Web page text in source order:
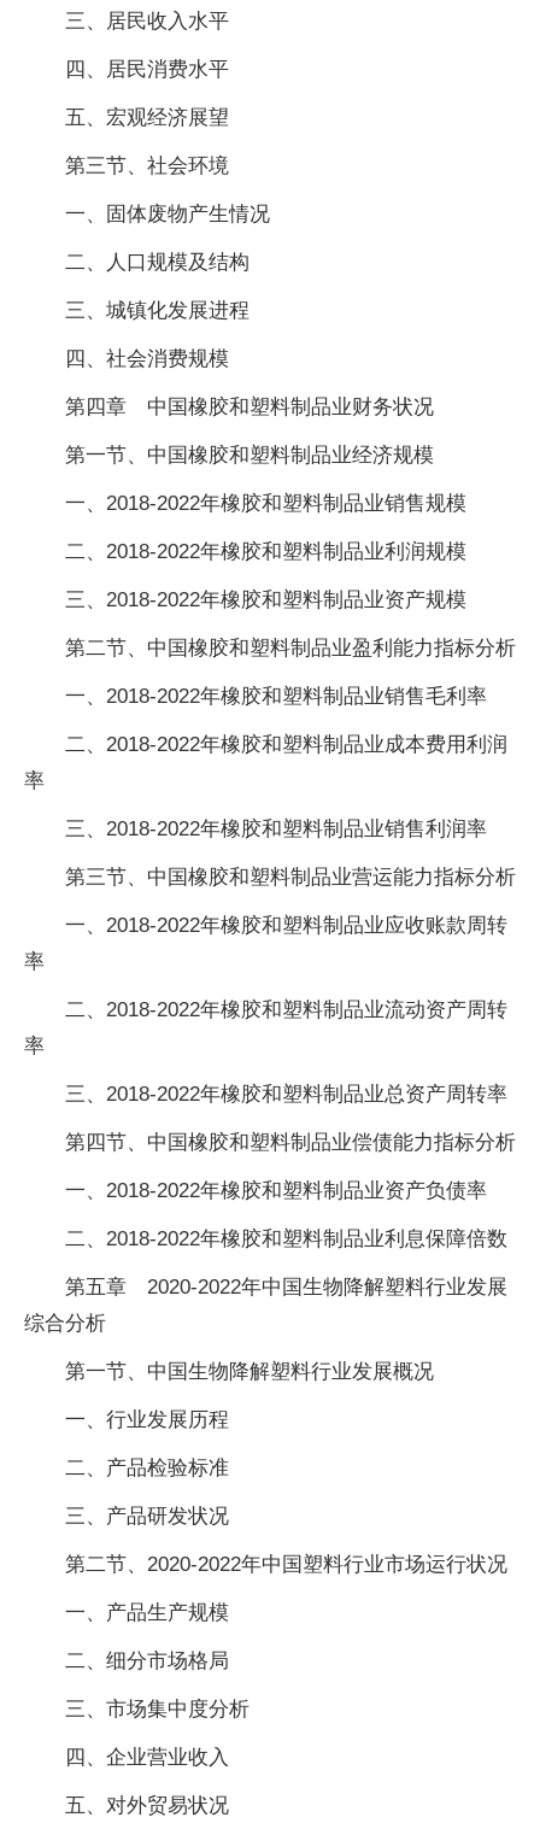
三、居民收入水平
四、居民消费水平
五、宏观经济展望
第三节、社会环境
一、固体废物产生情况
二、人口规模及结构
三、城镇化发展进程
四、社会消费规模
第四章 中国橡胶和塑料制品业财务状况
第一节、中国橡胶和塑料制品业经济规模
一、2018-2022年橡胶和塑料制品业销售规模
二、2018-2022年橡胶和塑料制品业利润规模
三、2018-2022年橡胶和塑料制品业资产规模
第二节、中国橡胶和塑料制品业盈利能力指标分析
一、2018-2022年橡胶和塑料制品业销售毛利率
二、2018-2022年橡胶和塑料制品业成本费用利润
率
三、2018-2022年橡胶和塑料制品业销售利润率
第三节、中国橡胶和塑料制品业营运能力指标分析
一、2018-2022年橡胶和塑料制品业应收账款周转
率
二、2018-2022年橡胶和塑料制品业流动资产周转
率
三、2018-2022年橡胶和塑料制品业总资产周转率
第四节、中国橡胶和塑料制品业偿债能力指标分析
一、2018-2022年橡胶和塑料制品业资产负债率
二、2018-2022年橡胶和塑料制品业利息保障倍数
第五章 2020-2022年中国生物降解塑料行业发展
综合分析
第一节、中国生物降解塑料行业发展概况
一、行业发展历程
二、产品检验标准
三、产品研发状况
第二节、2020-2022年中国塑料行业市场运行状况
一、产品生产规模
二、细分市场格局
三、市场集中度分析
四、企业营业收入
五、对外贸易状况